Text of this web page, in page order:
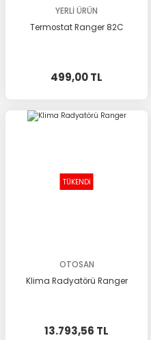
YERLİ ÜRÜN
Termostat Ranger 82C
499,00 TL
TÜKENDİ
OTOSAN
Klima Radyatörü Ranger
13.793,56 TL